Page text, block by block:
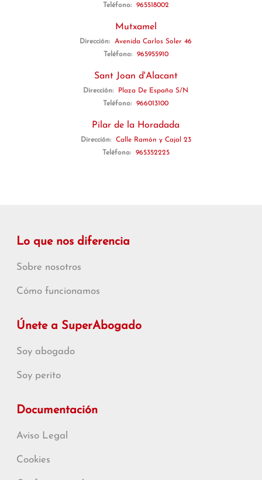
Teléfono:
965518002
Mutxamel
Dirección:
Avenida Carlos Soler 46
Teléfono:
965955910
Sant Joan d'Alacant
Dirección:
Plaza De España S/N
Teléfono:
966013100
Pilar de la Horadada
Dirección:
Calle Ramón y Cajal 23
Teléfono:
965352225
Lo que nos diferencia
Sobre nosotros
Cómo funcionamos
Únete a SuperAbogado
Soy abogado
Soy perito
Documentación
Aviso Legal
Cookies